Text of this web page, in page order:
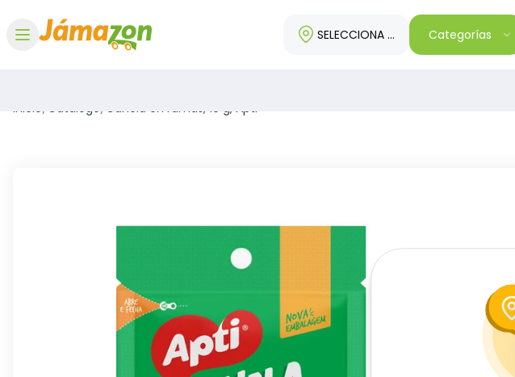
SELECCIONA TU REGIÓNCategorías
Inicio/ Catálogo/ Canela en ramas, 10 g, Apti